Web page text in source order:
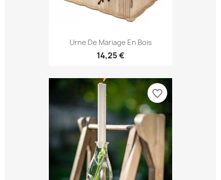
Urne De Mariage En Bois
14,25 €
favorite_border